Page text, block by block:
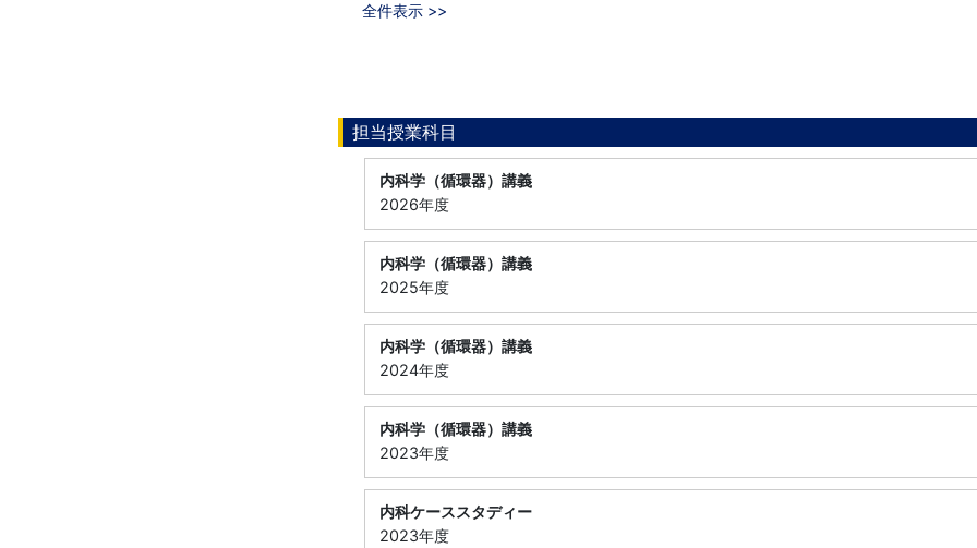
全件表示 >>
担当授業科目
内科学（循環器）講義
2026年度
内科学（循環器）講義
2025年度
内科学（循環器）講義
2024年度
内科学（循環器）講義
2023年度
内科ケーススタディー
2023年度